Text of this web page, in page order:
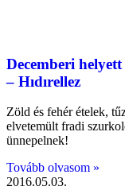
Decemberi
– Hıdırellez
Zöld és fehér ételek,
elvetemült fradi
ünnepelnek!
Tovább olvasom »
2016.05.03.